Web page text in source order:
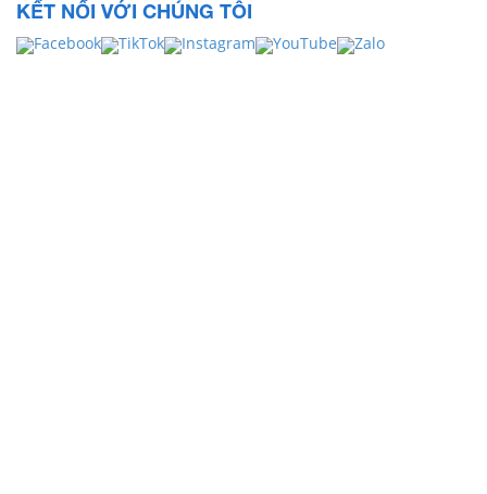
KẾT NỐI VỚI CHÚNG TÔI